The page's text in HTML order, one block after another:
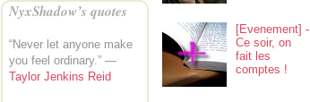
NyxShadow’s quotes
“Never let anyone make
you feel ordinary.” —
Taylor Jenkins Reid
[Evenement] -
Ce soir, on
fait les
comptes !